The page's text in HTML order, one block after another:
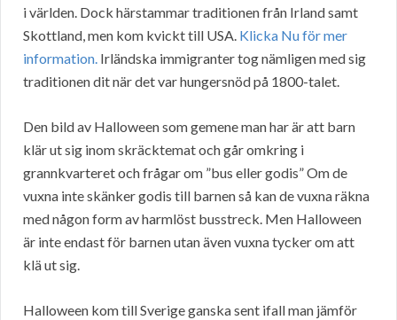
i världen. Dock härstammar traditionen från Irland samt
Skottland, men kom kvickt till USA. Klicka Nu för mer
information. Irländska immigranter tog nämligen med sig
traditionen dit när det var hungersnöd på 1800-talet.
Den bild av Halloween som gemene man har är att barn
klär ut sig inom skräcktemat och går omkring i
grannkvarteret och frågar om ”bus eller godis” Om de
vuxna inte skänker godis till barnen så kan de vuxna räkna
med någon form av harmlöst busstreck. Men Halloween
är inte endast för barnen utan även vuxna tycker om att
klä ut sig.
Halloween kom till Sverige ganska sent ifall man jämför